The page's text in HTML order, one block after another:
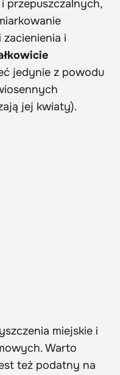
i przepuszczalnych,
zacienienia i
jedynie z powodu
jej kwiaty).
miejskie i
Warto
też podatny na